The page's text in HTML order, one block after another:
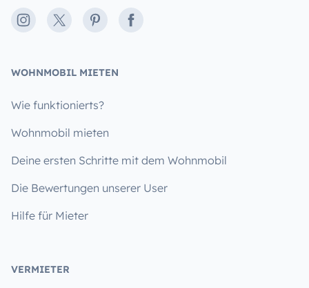
Instagram
X PinterestFacebook
WOHNMOBIL MIETEN
Wie funktionierts?
Wohnmobil mieten
Deine ersten Schritte mit dem Wohnmobil
Die Bewertungen unserer User
Hilfe für Mieter
VERMIETER